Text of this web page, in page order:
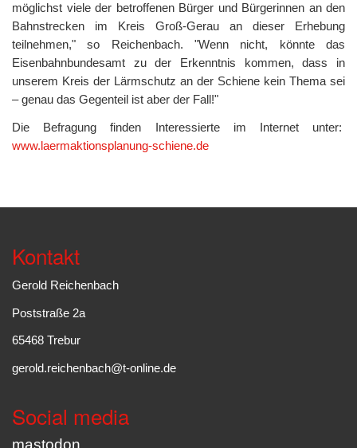
möglichst viele der betroffenen Bürger und Bürgerinnen an den
Bahnstrecken im Kreis Groß-Gerau an dieser Erhebung
teilnehmen," so Reichenbach. "Wenn nicht, könnte das
Eisenbahnbundesamt zu der Erkenntnis kommen, dass in
unserem Kreis der Lärmschutz an der Schiene kein Thema sei
– genau das Gegenteil ist aber der Fall!"
Die Befragung finden Interessierte im Internet unter:
www.laermaktionsplanung-schiene.de
Kontakt
Gerold Reichenbach
Poststraße 2a
65468 Trebur
gerold.reichenbach@t-online.de
Social media
mastodon